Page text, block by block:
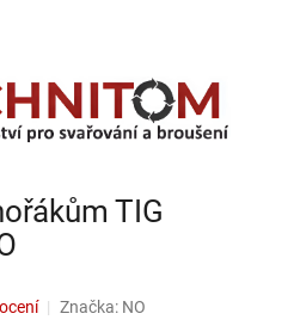
TIG
Značka: NO